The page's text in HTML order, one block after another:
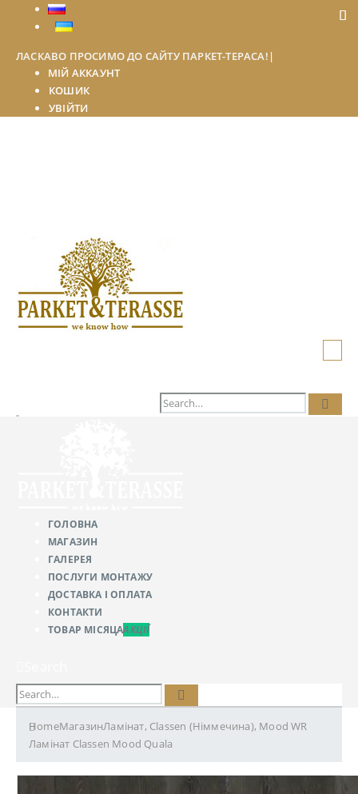
ЛАСКАВО ПРОСИМО ДО САЙТУ ПАРКЕТ-ТЕРАСА! |
МІЙ АККАУНТ
КОШИК
УВІЙТИ
ГОЛОВНА
МАГАЗИН
ГАЛЕРЕЯ
ПОСЛУГИ МОНТАЖУ
ДОСТАВКА І ОПЛАТА
КОНТАКТИ
ТОВАР МІСЯЦААКЦІЇ
HomeМагазинЛамінат, Classen (Німмечина), Mood WR
Ламінат Classen Mood Quala